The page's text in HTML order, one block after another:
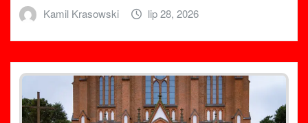
Kamil Krasowski lip 28, 2026